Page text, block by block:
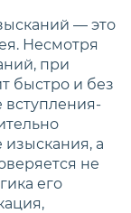
— это
Несмотря
при
быстро и без
вступления-
а
не
его